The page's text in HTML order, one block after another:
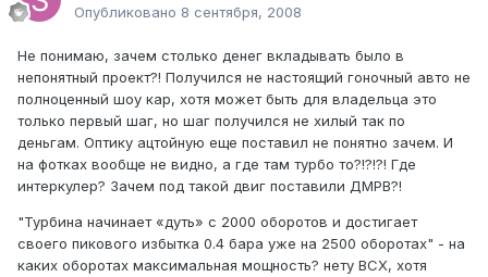
Опубликовано 8 сентября, 2008
Не понимаю, зачем столько денег вкладывать было в
непонятный проект?! Получился не настоящий гоночный авто не
полноценный шоу кар, хотя может быть для владельца это
только первый шаг, но шаг получился не хилый так по
деньгам. Оптику ацтойную еще поставил не понятно зачем. И
на фотках вообще не видно, а где там турбо то?!?!?! Где
интеркулер? Зачем под такой двиг поставили ДМРВ?!
"Турбина начинает «дуть» с 2000 оборотов и достигает
своего пикового избытка 0.4 бара уже на 2500 оборотах" - на
каких оборотах максимальная мощность? нету ВСХ, хотя